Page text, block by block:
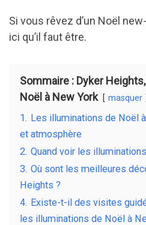
Si vous rêvez d’un Noël
ici qu’il faut être.
Sommaire : Dyker
Noël à New York
masquer
1. Les illuminations de Noël
et atmosphère
2. Quand voir les
3. Où sont les meilleures
Heights ?
4. Existe-t-il des visites
les illuminations de Noël à